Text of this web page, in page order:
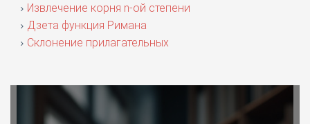
Извлечение корня n-ой степени
Дзета функция Римана
Склонение прилагательных